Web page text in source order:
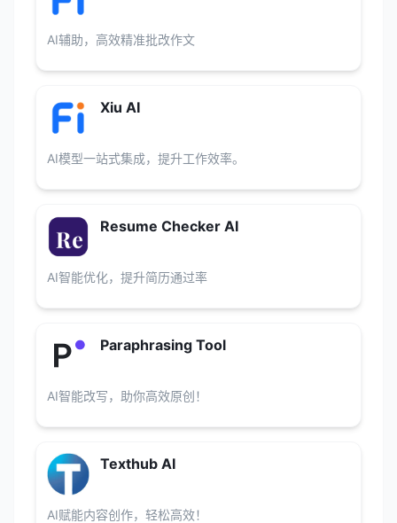
AI辅助，高效精准批改作文
Xiu AI
AI模型一站式集成，提升工作效率。
Resume Checker AI
AI智能优化，提升简历通过率
Paraphrasing Tool
AI智能改写，助你高效原创！
Texthub AI
AI赋能内容创作，轻松高效！